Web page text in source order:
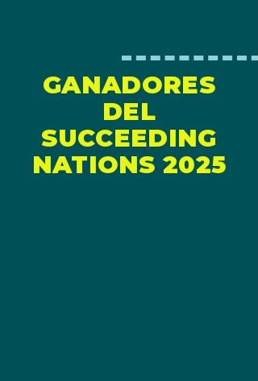
GANADORES
DEL
SUCCEEDING
NATIONS 2025